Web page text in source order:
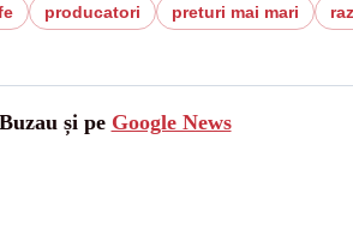
producatori preturi mai mari
și pe Google News